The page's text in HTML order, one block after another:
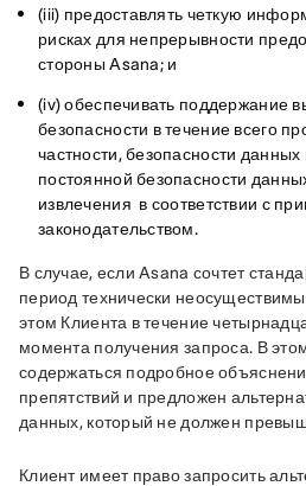
(iii) предоставлять четкую
рисках для непрерывности
стороны Asana; и
(iv) обеспечивать поддержание
безопасности в течение всего
частности, безопасности
постоянной безопасности
извлечения в соответствии с
законодательством.
В случае, если Asana сочтет
период технически
этом Клиента в течение
момента получения запроса. В
содержаться подробное
препятствий и предложен
данных, который не должен
Клиент имеет право запросить